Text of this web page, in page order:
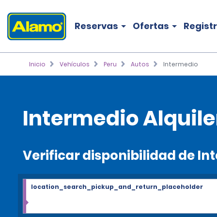
Reservas Ofertas
Inicio Vehículos Peru Autos Intermedio
Intermedio
Verificar disponibilidad de
location_search_pickup_and_return_placeholder